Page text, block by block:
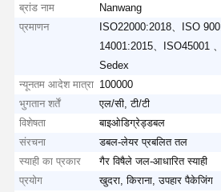
ब्रांड नाम
Nanwang
प्रमाणन
ISO22000:2018、ISO
14001:2015、ISO45001
Sedex
न्यूनतम आदेश मात्रा 100000
भुगतान शर्तें
एल/सी, टी/टी
विशेषता
बाइओडिग्रेड्डबल
संरचना
डबल-लेयर प्रबलित तल
स्याही का प्रकार
गैर विषैले जल-आधारित स्याही
प्रयोग
खुदरा, किराना, उपहार पैकेजिंग